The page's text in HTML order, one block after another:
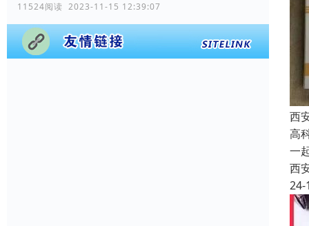
11524阅读 2023-11-15 12:39:07
西
高
一
西
24-